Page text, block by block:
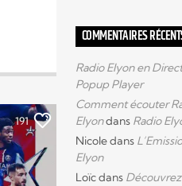
191
COMMENTAIRES
Radio Elyon en
Popup Player
Comment écouter
Elyondans Radio
Nicoledans
Elyon
Loïcdans